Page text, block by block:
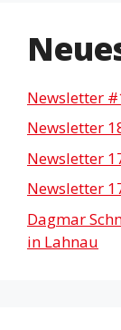
Newsletter
Newsletter
Newsletter
Newsletter
Dagmar
in Lahnau